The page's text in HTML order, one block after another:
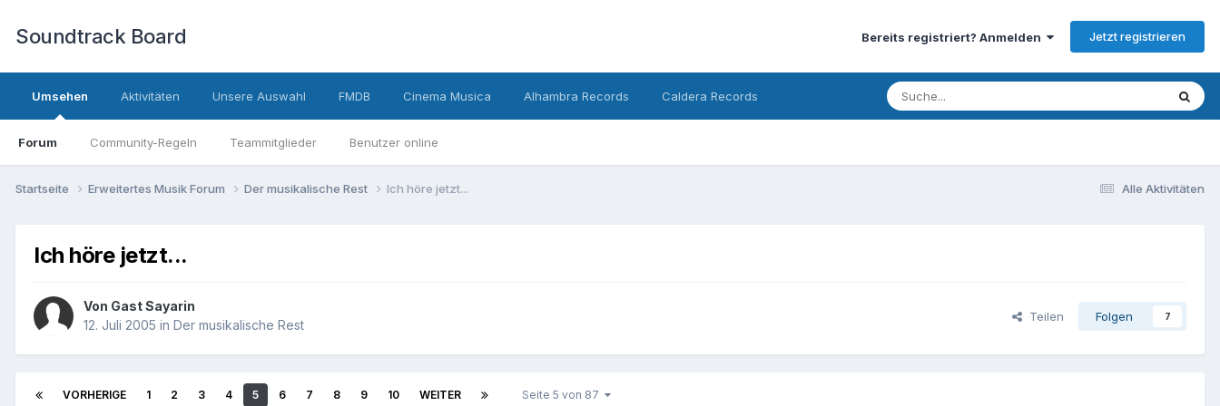
Soundtrack Board Bereits registriert? Anmelden Jetzt registrieren
Umsehen
Forum Community-Regeln Teammitglieder Benutzer online
Aktivitäten Unsere Auswahl FMDB Cinema Musica Alhambra Records Caldera Records
Alle Aktivitäten
Startseite Erweitertes Musik Forum Der musikalische Rest Ich höre jetzt...
Ich höre jetzt...
Von Gast Sayarin
12. Juli 2005 in Der musikalische Rest
Teilen Folgen 7
VORHERIGE 1 2 3 4 5 6 7 8 9 10 WEITER Seite 5 von 87